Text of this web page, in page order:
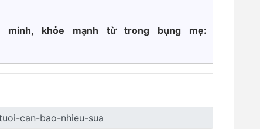
minh, khỏe mạnh từ trong bụng mẹ: